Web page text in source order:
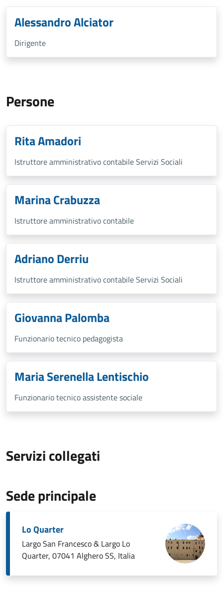
Alessandro Alciator
Dirigente
Persone
Rita Amadori
Istruttore amministrativo contabile Servizi Sociali
Marina Crabuzza
Istruttore amministrativo contabile
Adriano Derriu
Istruttore amministrativo contabile Servizi Sociali
Giovanna Palomba
Funzionario tecnico pedagogista
Maria Serenella Lentischio
Funzionario tecnico assistente sociale
Servizi collegati
Sede principale
Lo Quarter
Largo San Francesco & Largo Lo
Quarter, 07041 Alghero SS, Italia